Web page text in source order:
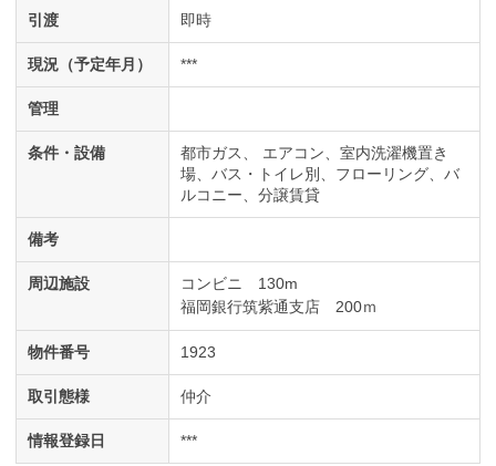
引渡 即時
現況（予定年月） ***
管理
条件・設備 都市ガス エアコン
室内洗濯機置き
場
バス・トイレ別 フローリング
バ
ルコニー
分譲賃貸
備考
周辺施設
コンビニ 130m
福岡銀行筑紫通支店 200ｍ
物件番号 1923
取引態様 仲介
情報登録日 ***